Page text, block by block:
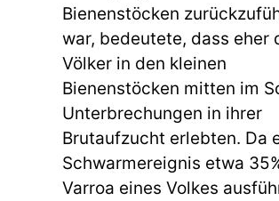
Bienenstöcken
war, bedeutete, dass eher
Völker in den kleinen
Bienenstöcken mitten im
Unterbrechungen in ihrer
Brutaufzucht erlebten. Da
Schwarmereignis etwa
Varroa eines Volkes